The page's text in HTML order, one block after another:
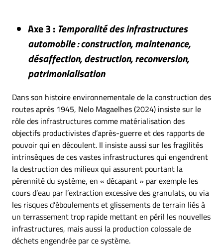
Axe 3 : Temporalité des infrastructures
automobile : construction, maintenance,
désaffection, destruction, reconversion,
patrimonialisation
Dans son histoire environnementale de la construction des
routes après 1945, Nelo Magaelhes (2024) insiste sur le
rôle des infrastructures comme matérialisation des
objectifs productivistes d’après-guerre et des rapports de
pouvoir qui en découlent. Il insiste aussi sur les fragilités
intrinsèques de ces vastes infrastructures qui engendrent
la destruction des milieux qui assurent pourtant la
pérennité du système, en « décapant » par exemple les
cours d’eau par l’extraction excessive des granulats, ou via
les risques d’éboulements et glissements de terrain liés à
un terrassement trop rapide mettant en péril les nouvelles
infrastructures, mais aussi la production colossale de
déchets engendrée par ce système.